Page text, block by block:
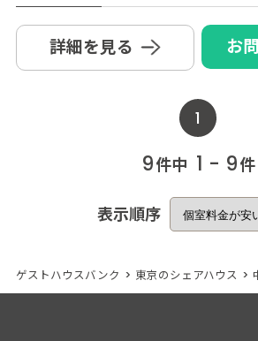
詳細を見る お
1
9件中 1 - 9件
表示順序
ゲストハウスバンク > 東京のシェアハウス >